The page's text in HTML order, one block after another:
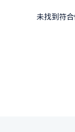
未找到符